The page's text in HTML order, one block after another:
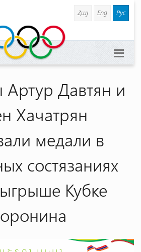
Հայ Eng Рус
Артур Давтян и
Хачатрян
медали в
состязаниях
Кубке